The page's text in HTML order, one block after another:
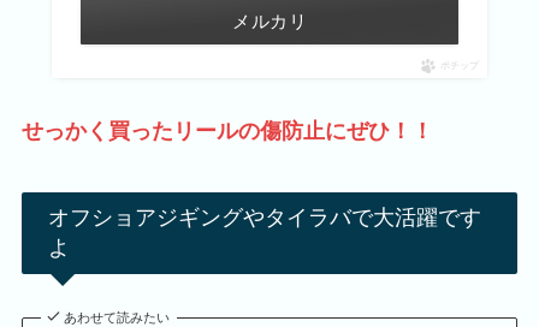
メルカリ
ポチップ
せっかく買ったリールの傷防止にぜひ！！
オフショアジギングやタイラバで大活躍です
よ
あわせて読みたい